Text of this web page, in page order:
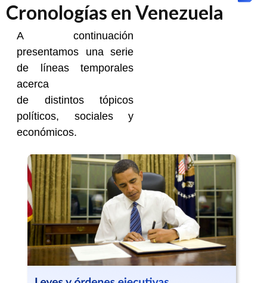
Cronologías en Venezuela
A continuación
presentamos una serie
de líneas temporales
acerca
de distintos tópicos
políticos, sociales y
económicos.